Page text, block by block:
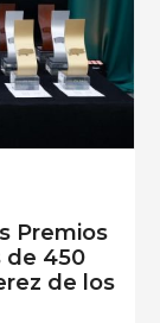
Premios
de 450
de los